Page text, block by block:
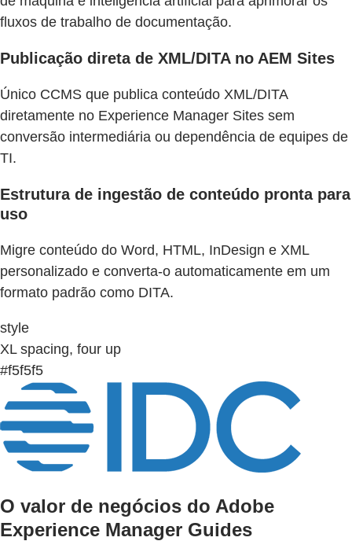
fluxos de trabalho de documentação.
Publicação direta de XML/DITA no AEM Sites
Único CCMS que publica conteúdo XML/DITA
diretamente no Experience Manager Sites sem
conversão intermediária ou dependência de equipes de
TI.
Estrutura de ingestão de conteúdo pronta para
uso
Migre conteúdo do Word, HTML, InDesign e XML
personalizado e converta-o automaticamente em um
formato padrão como DITA.
style
XL spacing, four up
#f5f5f5
O valor de negócios do Adobe
Experience Manager Guides